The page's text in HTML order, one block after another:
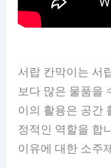
서랍 칸막이는 서
보다 많은 물품을
이의 활용은 공간
정적인 역할을 합
이유에 대한 소주